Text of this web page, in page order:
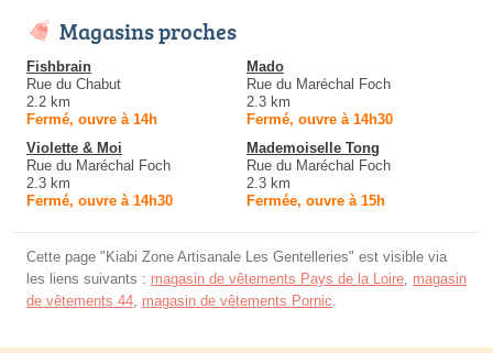
Magasins proches
Fishbrain
Rue du Chabut
2.2 km
Fermé, ouvre à 14h
Mado
Rue du Maréchal Foch
2.3 km
Fermé, ouvre à 14h30
Violette & Moi
Rue du Maréchal Foch
2.3 km
Fermé, ouvre à 14h30
Mademoiselle Tong
Rue du Maréchal Foch
2.3 km
Fermée, ouvre à 15h
Cette page "Kiabi Zone Artisanale Les Gentelleries" est visible via
les liens suivants : magasin de vêtements Pays de la Loire magasin
de vêtements 44 magasin de vêtements Pornic